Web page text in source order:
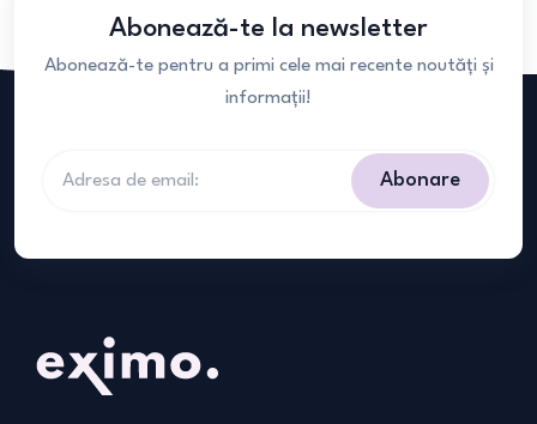
Abonează-te la newsletter
Abonează-te pentru a primi cele mai recente noutăți și
informații!
Abonare